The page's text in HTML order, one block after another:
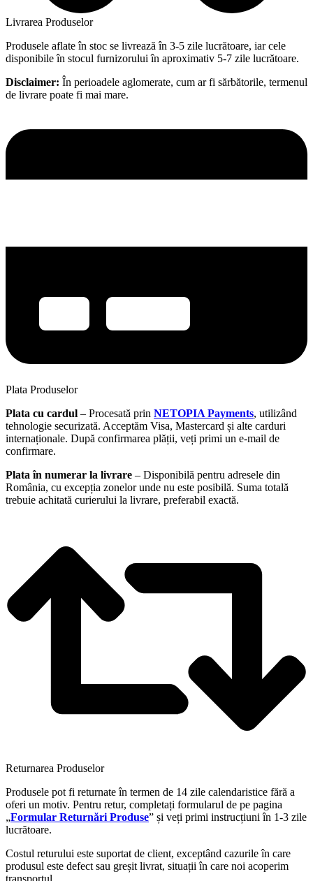
Livrarea Produselor
Produsele aflate în stoc se livrează în 3-5 zile lucrătoare, iar cele
disponibile în stocul furnizorului în aproximativ 5-7 zile lucrătoare.
Disclaimer: În perioadele aglomerate, cum ar fi sărbătorile, termenul
de livrare poate fi mai mare.
Plata Produselor
Plata cu cardul – Procesată prin NETOPIA Payments, utilizând
tehnologie securizată. Acceptăm Visa, Mastercard și alte carduri
internaționale. După confirmarea plății, veți primi un e-mail de
confirmare.
Plata în numerar la livrare – Disponibilă pentru adresele din
România, cu excepția zonelor unde nu este posibilă. Suma totală
trebuie achitată curierului la livrare, preferabil exactă.
Returnarea Produselor
Produsele pot fi returnate în termen de 14 zile calendaristice fără a
oferi un motiv. Pentru retur, completați formularul de pe pagina
„Formular Returnări Produse” și veți primi instrucțiuni în 1-3 zile
lucrătoare.
Costul returului este suportat de client, exceptând cazurile în care
produsul este defect sau greșit livrat, situații în care noi acoperim
transportul.